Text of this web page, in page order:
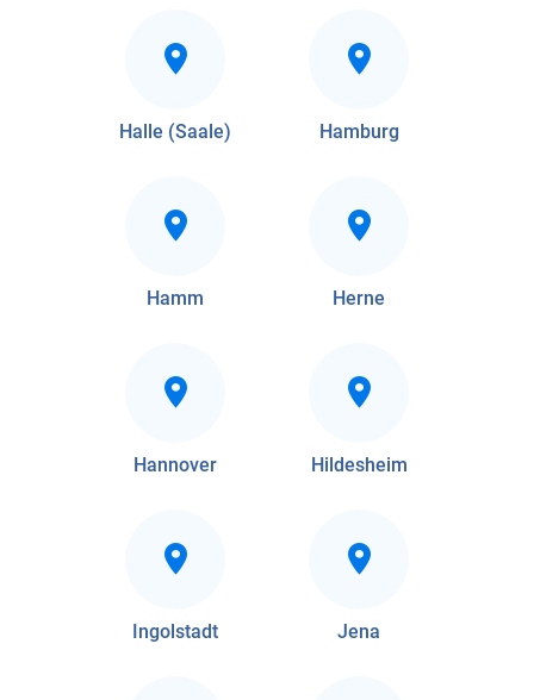
Halle (Saale) Hamburg
Hamm Herne
Hannover Hildesheim
Ingolstadt Jena